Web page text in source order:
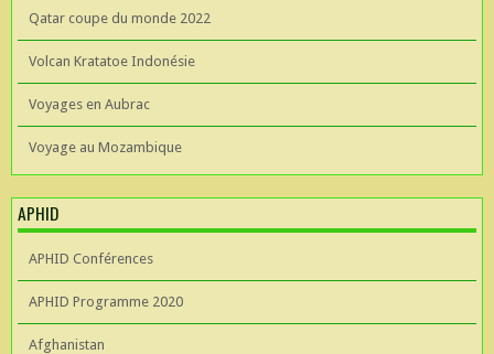
Qatar coupe du monde 2022
Volcan Kratatoe Indonésie
Voyages en Aubrac
Voyage au Mozambique
APHID
APHID Conférences
APHID Programme 2020
Afghanistan